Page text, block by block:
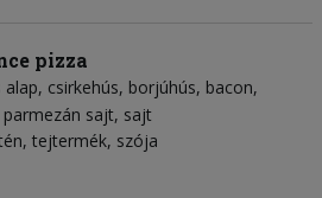
pizza
csirkehús borjúhús bacon
parmezán sajt sajt
tejtermék, szója